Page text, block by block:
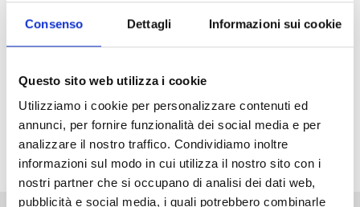
Consenso Dettagli Informazioni sui cookie
Questo sito web utilizza i cookie
Utilizziamo i cookie per personalizzare contenuti ed
annunci, per fornire funzionalità dei social media e per
analizzare il nostro traffico. Condividiamo inoltre
informazioni sul modo in cui utilizza il nostro sito con i
nostri partner che si occupano di analisi dei dati web,
pubblicità e social media, i quali potrebbero combinarle
Shonen Jump, vincitore del primo premio ai Next
Non perdetevi il primo volume di
versione Limited Edition, con una variant cover
arricchita da dettagli in oro e uno splendito standee
acrilico in allegato!